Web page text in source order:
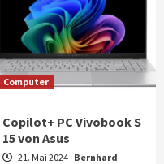
Computer
Copilot+ PC Vivobook S
15 von Asus
21. Mai 2024 Bernhard